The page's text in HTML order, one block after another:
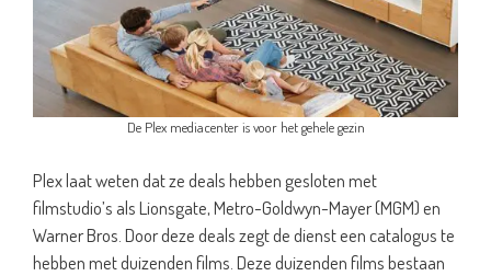
De Plex mediacenter is voor het gehele gezin
Plex laat weten dat ze deals hebben gesloten met
filmstudio’s als Lionsgate, Metro-Goldwyn-Mayer (MGM) en
Warner Bros. Door deze deals zegt de dienst een catalogus te
hebben met duizenden films. Deze duizenden films bestaan